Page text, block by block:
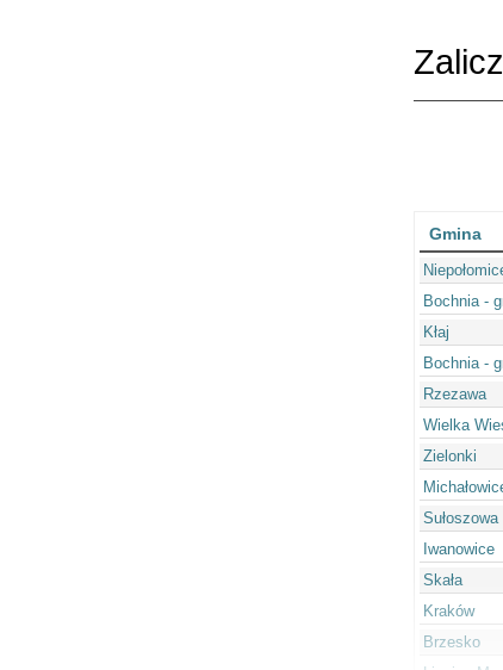
Gmina
Bochnia -
Kłaj
Bochnia -
Rzezawa
Wielka
Zielonki
Sułoszowa
Iwanowice
Skała
Kraków
Brzesko